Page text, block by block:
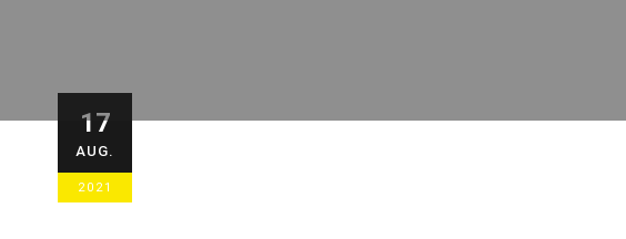
17
AUG.
2021
Parteneriatul cu